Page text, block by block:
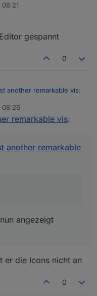
false). Wäre etwas
Version einen kleinen
möchte ich nicht, weil
größer (>) und kleiner (<)
open",
gespannt
0
another remarkable vis:
(Alias) und
08:26
remarkable vis:
another remarkable
nun angezeigt
er die Icons nicht an
0